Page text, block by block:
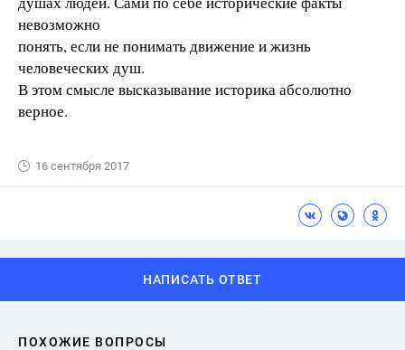
невозможно
понять, если не понимать движение и жизнь
человеческих душ.
В этом смысле высказывание историка абсолютно
верное.
16 сентября 2017
НАПИСАТЬ ОТВЕТ
ПОХОЖИЕ ВОПРОСЫ